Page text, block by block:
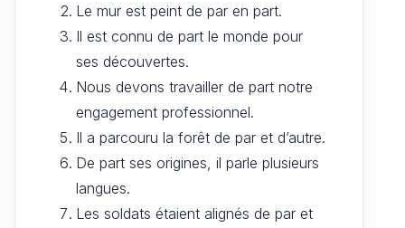
Le mur est peint de par en part.
Il est connu de part le monde pour
ses découvertes.
Nous devons travailler de part notre
engagement professionnel.
Il a parcouru la forêt de par et d’autre.
De part ses origines, il parle plusieurs
langues.
Les soldats étaient alignés de par et